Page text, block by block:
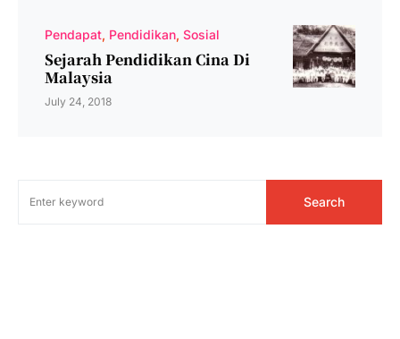
Pendapat Pendidikan Sosial
Sejarah Pendidikan Cina Di
Malaysia
July 24, 2018
Search